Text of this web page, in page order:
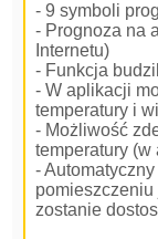
- 9 symboli
- Prognoza na
Internetu)
- Funkcja
- W aplikacji
temperatury i
- Możliwość
temperatury (w
-
zostanie